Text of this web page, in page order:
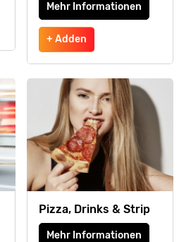
Mehr Informationen
+ Adden
Pizza, Drinks & Strip
Mehr Informationen